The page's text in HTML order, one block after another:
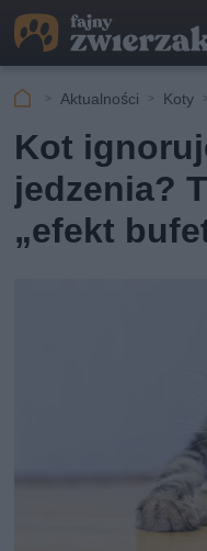
Aktualności Koty
Kot
jedzenia?
„efekt